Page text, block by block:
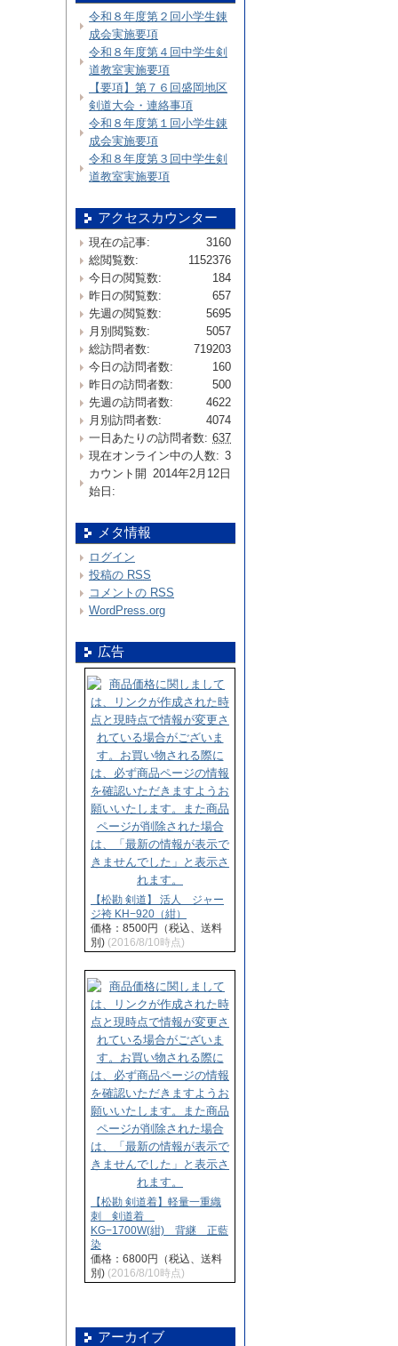
令和８年度第２回小学生錬
成会実施要項
令和８年度第４回中学生剣
道教室実施要項
【要項】第７６回盛岡地区
剣道大会・連絡事項
令和８年度第１回小学生錬
成会実施要項
令和８年度第３回中学生剣
道教室実施要項
アクセスカウンター
3160
現在の記事:
1152376
総閲覧数:
184
今日の閲覧数:
657
昨日の閲覧数:
5695
先週の閲覧数:
5057
月別閲覧数:
719203
総訪問者数:
160
今日の訪問者数:
500
昨日の訪問者数:
4622
先週の訪問者数:
4074
月別訪問者数:
637
一日あたりの訪問者数:
3
現在オンライン中の人数:
2014年2月12日
カウント開
始日:
メタ情報
ログイン
投稿の RSS
コメントの RSS
WordPress.org
広告
【松勘 剣道】 活人 ジャー
ジ袴 KH−920（紺）
価格：8500円（税込、送料
別) (2016/8/10時点)
【松勘 剣道着】軽量一重織
刺 剣道着
KG−1700W(紺) 背継 正藍
染
価格：6800円（税込、送料
別) (2016/8/10時点)
アーカイブ